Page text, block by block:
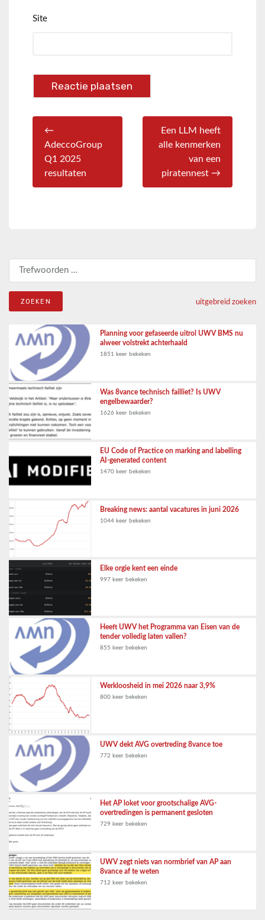
Site
←
AdeccoGroup
Q1 2025
resultaten
Een LLM heeft
alle kenmerken
van een
piratennest →
Zoeken naar:
uitgebreid zoeken
Planning voor gefaseerde uitrol UWV BMS nu
alweer volstrekt achterhaald
1851 keer bekeken
Was 8vance technisch failliet? Is UWV
engelbewaarder?
1626 keer bekeken
EU Code of Practice on marking and labelling
AI-generated content
1470 keer bekeken
Breaking news: aantal vacatures in juni 2026
1044 keer bekeken
Elke orgie kent een einde
997 keer bekeken
Heeft UWV het Programma van Eisen van de
tender volledig laten vallen?
855 keer bekeken
Werkloosheid in mei 2026 naar 3,9%
800 keer bekeken
UWV dekt AVG overtreding 8vance toe
772 keer bekeken
Het AP loket voor grootschalige AVG-
overtredingen is permanent gesloten
729 keer bekeken
UWV zegt niets van normbrief van AP aan
8vance af te weten
712 keer bekeken